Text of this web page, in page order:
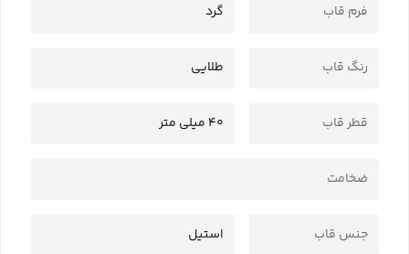
فرم قاب گرد
رنگ قاب طلایی
قطر قاب 40 میلی متر
ضخامت
جنس قاب استیل